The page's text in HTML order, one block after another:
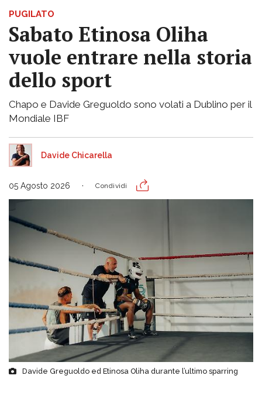
PUGILATO
Sabato Etinosa Oliha
vuole entrare nella storia
dello sport
Chapo e Davide Greguoldo sono volati a Dublino per il
Mondiale IBF
Davide Chicarella
05 Agosto 2026 Condividi
Davide Greguoldo ed Etinosa Oliha durante l’ultimo sparring